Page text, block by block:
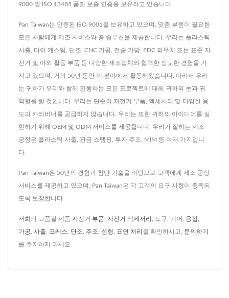
9000 및 ISO 13485 품질 보증 인증을 보유하고 있습니다.
Pan Taiwan는 인증된 ISO 9001을 보유하고 있으며, 맞춤 부품이 필요한
모든 사람에게 제조 서비스와 총 솔루션을 제공합니다. 우리는 플라스틱
사출, 다이 캐스팅, 단조, CNC 가공, 전술 가방, EDC 파우치 또는 표준 자
전거 및 야외 활동 부품 등 다양한 제조업체와 협력한 정교한 경험을 가
지고 있으며, 거의 50년 동안 이 분야에서 활동해왔습니다. 따라서 우리
는 귀하가 우리와 함께 진행하는 모든 프로젝트에 대해 귀하의 눈과 귀
역할을 할 것입니다. 우리는 단순히 자전거 부품, 액세서리 및 다양한 용
도의 카라비너를 공급하지 않습니다. 우리는 또한 귀하의 아이디어를 실
현하기 위해 OEM 및 ODM 서비스를 제공합니다. 우리가 잘하는 제조
공정은 플라스틱 사출, 판금 스탬핑, 투자 주조, MIM 등 여러 가지입니
다.
Pan Taiwan은 50년의 경험과 첨단 기술을 바탕으로 고객에게 제조 공정
서비스를 제공하고 있으며, Pan Taiwan은 각 고객의 요구 사항이 충족되
도록 보장합니다.
저희의 고품질 제품 자전거 부품 자전거 액세서리 도구 기어 용접
가공 사출 프레스 단조 주조 성형 표면 처리 을 확인하시고, 문의하기
를 주저하지 마세요.